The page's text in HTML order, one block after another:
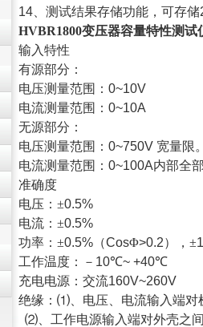
14 、测试结果存储功能，可存储
HVBR1800变压器容量特性测试
输入特性
有源部分：
电压测量范围： 0~10V
电流测量范围： 0~10A
无源部分：
电压测量范围： 0~750V 宽量限
电流测量范围： 0~100A内部全
准确度
电压：±0.5%
电流：±0.5%
功率：±0.5% （CosΦ>0.2），±
工作温度：－ 10℃~ +40℃
充电电源：交流160V~260V
绝缘：⑴、电压、电流输入端对
⑵、工作电源输入端对外壳之